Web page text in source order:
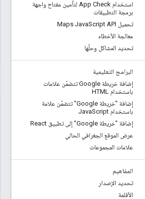
استخدام App Check لتأمين مفتاح واجهة
برمجة التطبيقات
تحميل Maps Java Script API
معالجة الأخطاء
تحديد المشاكل وحلّها
البرامج التعليمية
إضافة خريطة Google تتضمّن علامات
باستخدام HTML
إضافة "خريطة Google" تتضمّن علامة
باستخدام Java Script
إضافة "خريطة Google" إلى تطبيق React
عرض الموقع الجغرافي الحالي
علامات المجموعات
المفاهيم
تحديد الإصدار
الأقلمة